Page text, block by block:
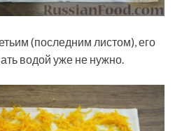
(последним листом), его
водой уже не нужно.